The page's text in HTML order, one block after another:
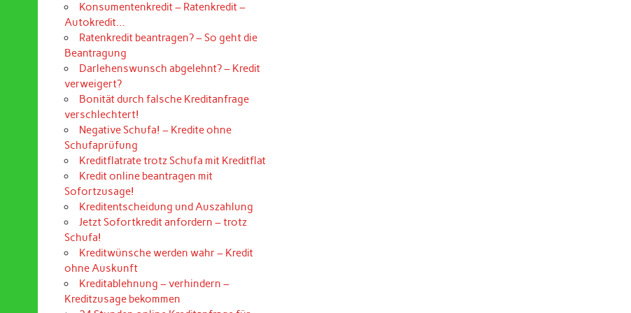
Konsumentenkredit – Ratenkredit –
Autokredit…
Ratenkredit beantragen? – So geht die
Beantragung
Darlehenswunsch abgelehnt? – Kredit
verweigert?
Bonität durch falsche Kreditanfrage
verschlechtert!
Negative Schufa! – Kredite ohne
Schufaprüfung
Kreditflatrate trotz Schufa mit Kreditflat
Kredit online beantragen mit
Sofortzusage!
Kreditentscheidung und Auszahlung
Jetzt Sofortkredit anfordern – trotz
Schufa!
Kreditwünsche werden wahr – Kredit
ohne Auskunft
Kreditablehnung – verhindern –
Kreditzusage bekommen